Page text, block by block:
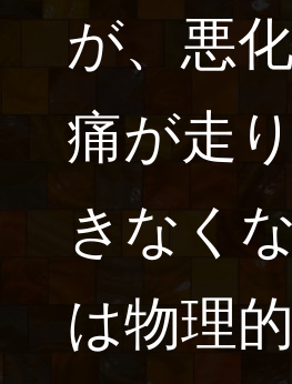
が、悪
痛が走
きなく
は物理